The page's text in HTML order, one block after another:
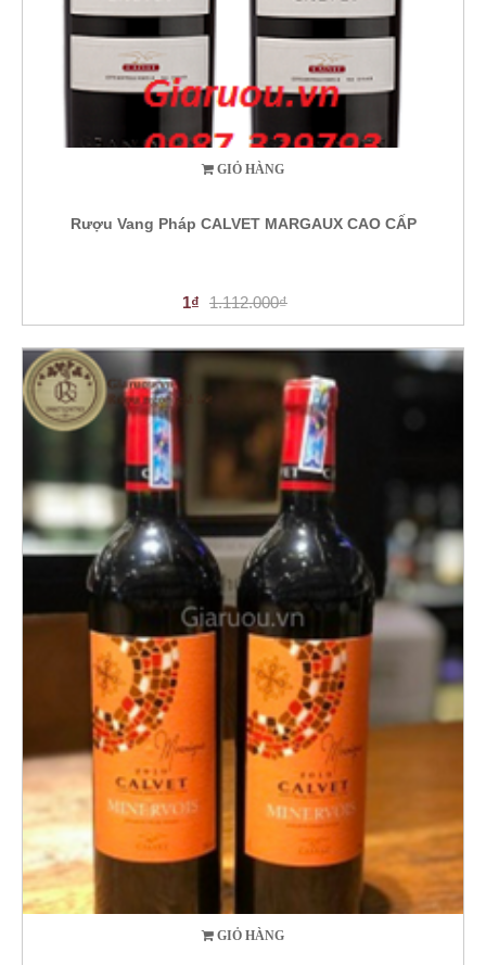
GIỎ HÀNG
Rượu Vang Pháp CALVET MARGAUX CAO CẤP
1₫ 1.112.000₫
GIỎ HÀNG